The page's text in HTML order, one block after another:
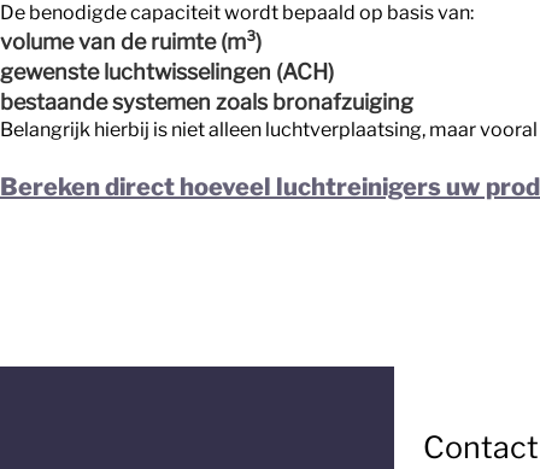
De benodigde capaciteit wordt bepaald op basis van:
volume van de ruimte (m³)
gewenste luchtwisselingen (ACH)
bestaande systemen zoals bronafzuiging
Belangrijk hierbij is niet alleen luchtverplaatsing, maar
Bereken direct hoeveel luchtreinigers uw